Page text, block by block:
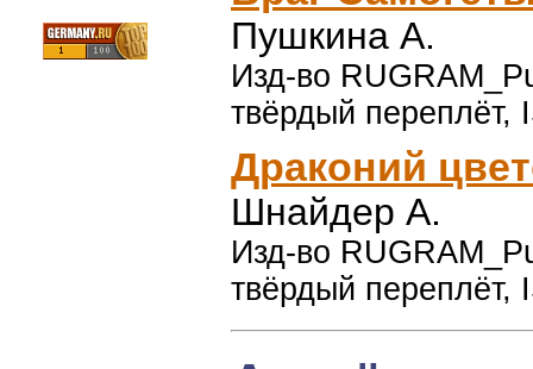
Пушкина А.
Изд-во
твёрдый переплёт,
Драконий
Шнайдер А.
Изд-во
твёрдый переплёт,